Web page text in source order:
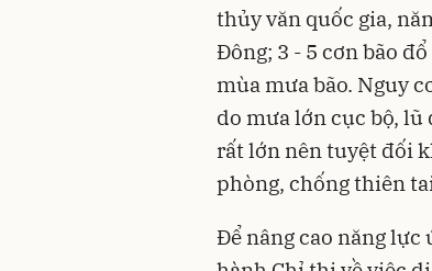
thủy văn quốc gia,
Đông; 3 - 5 cơn bão
mùa mưa bão. Nguy
do mưa lớn cục bộ,
rất lớn nên tuyệt đối
phòng, chống thiên
Để nâng cao năng